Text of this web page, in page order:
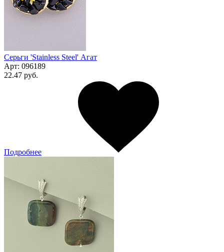
Серьги 'Stainless Steel' Агат
Арт: 096189
22.47 руб.
Подробнее